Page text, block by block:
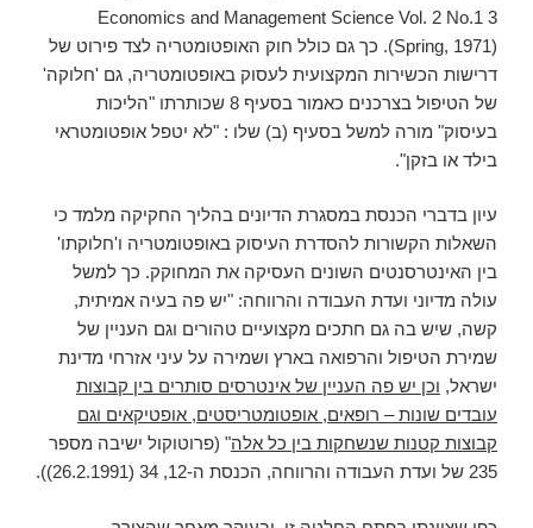
Economics and Management Science Vol. 2 No.1 3
(Spring, 1971). כך גם כולל חוק האופטומטריה לצד פירוט של
דרישות הכשירות המקצועית לעסוק באופטומטריה, גם 'חלוקה'
של הטיפול בצרכנים כאמור בסעיף 8 שכותרתו "הליכות
בעיסוק" מורה למשל בסעיף (ב) שלו : "לא יטפל אופטומטראי
בילד או בזקן".
עיון בדברי הכנסת במסגרת הדיונים בהליך החקיקה מלמד כי
השאלות הקשורות להסדרת העיסוק באופטומטריה ו'חלוקתו'
בין האינטרסנטים השונים העסיקה את המחוקק. כך למשל
עולה מדיוני ועדת העבודה והרווחה: "יש פה בעיה אמיתית,
קשה, שיש בה גם חתכים מקצועיים טהורים וגם העניין של
שמירת הטיפול והרפואה בארץ ושמירה על עיני אזרחי מדינת
ישראל, וכן יש פה העניין של אינטרסים סותרים בין קבוצות
עובדים שונות – רופאים, אופטומטריסטים, אופטיקאים וגם
קבוצות קטנות שנשחקות בין כל אלה" (פרוטוקול ישיבה מספר
235 של ועדת העבודה והרווחה, הכנסת ה-12, 34 (26.2.1991)).